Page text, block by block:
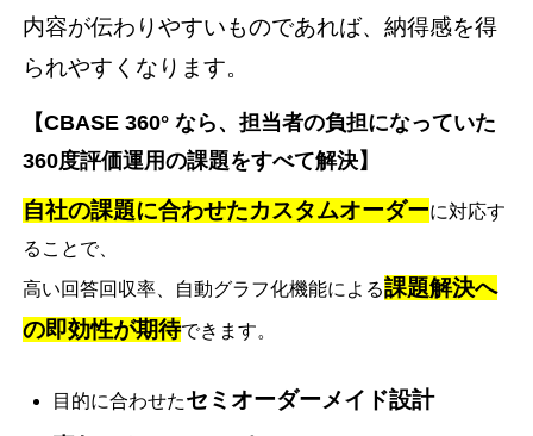
内容が伝わりやすいものであれば、納得感を得
られやすくなります。
【CBASE 360° なら、担当者の負担になっていた
360度評価運用の課題をすべて解決】
自社の課題に合わせたカスタムオーダーに対応す
ることで、
高い回答回収率、自動グラフ化機能による課題解決へ
の即効性が期待できます。
目的に合わせたセミオーダーメイド設計